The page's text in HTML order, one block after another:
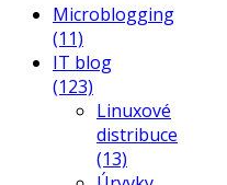
Microblogging
(11)
IT blog
(123)
Linuxové
distribuce
(13)